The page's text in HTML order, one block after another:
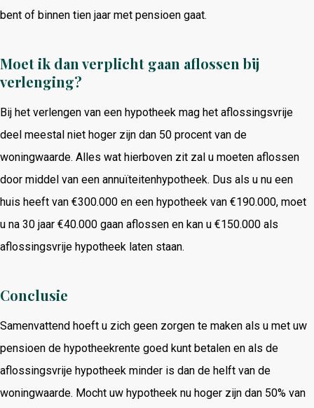
bent of binnen tien jaar met pensioen gaat.
Moet ik dan verplicht gaan aflossen bij
verlenging?
Bij het verlengen van een hypotheek mag het aflossingsvrije
deel meestal niet hoger zijn dan 50 procent van de
woningwaarde. Alles wat hierboven zit zal u moeten aflossen
door middel van een annuïteitenhypotheek. Dus als u nu een
huis heeft van €300.000 en een hypotheek van €190.000, moet
u na 30 jaar €40.000 gaan aflossen en kan u €150.000 als
aflossingsvrije hypotheek laten staan.
Conclusie
Samenvattend hoeft u zich geen zorgen te maken als u met uw
pensioen de hypotheekrente goed kunt betalen en als de
aflossingsvrije hypotheek minder is dan de helft van de
woningwaarde. Mocht uw hypotheek nu hoger zijn dan 50% van